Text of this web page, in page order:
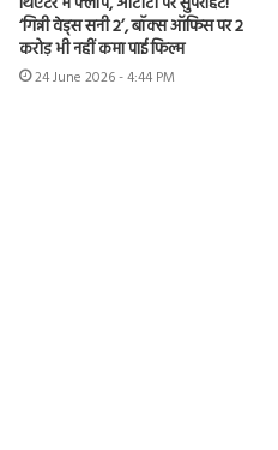
‘गिन्नी वेड्स सनी 2’, बॉक्स ऑफिस पर 2
करोड़ भी नहीं कमा पाई फिल्म
24 June 2026 - 4:44 PM